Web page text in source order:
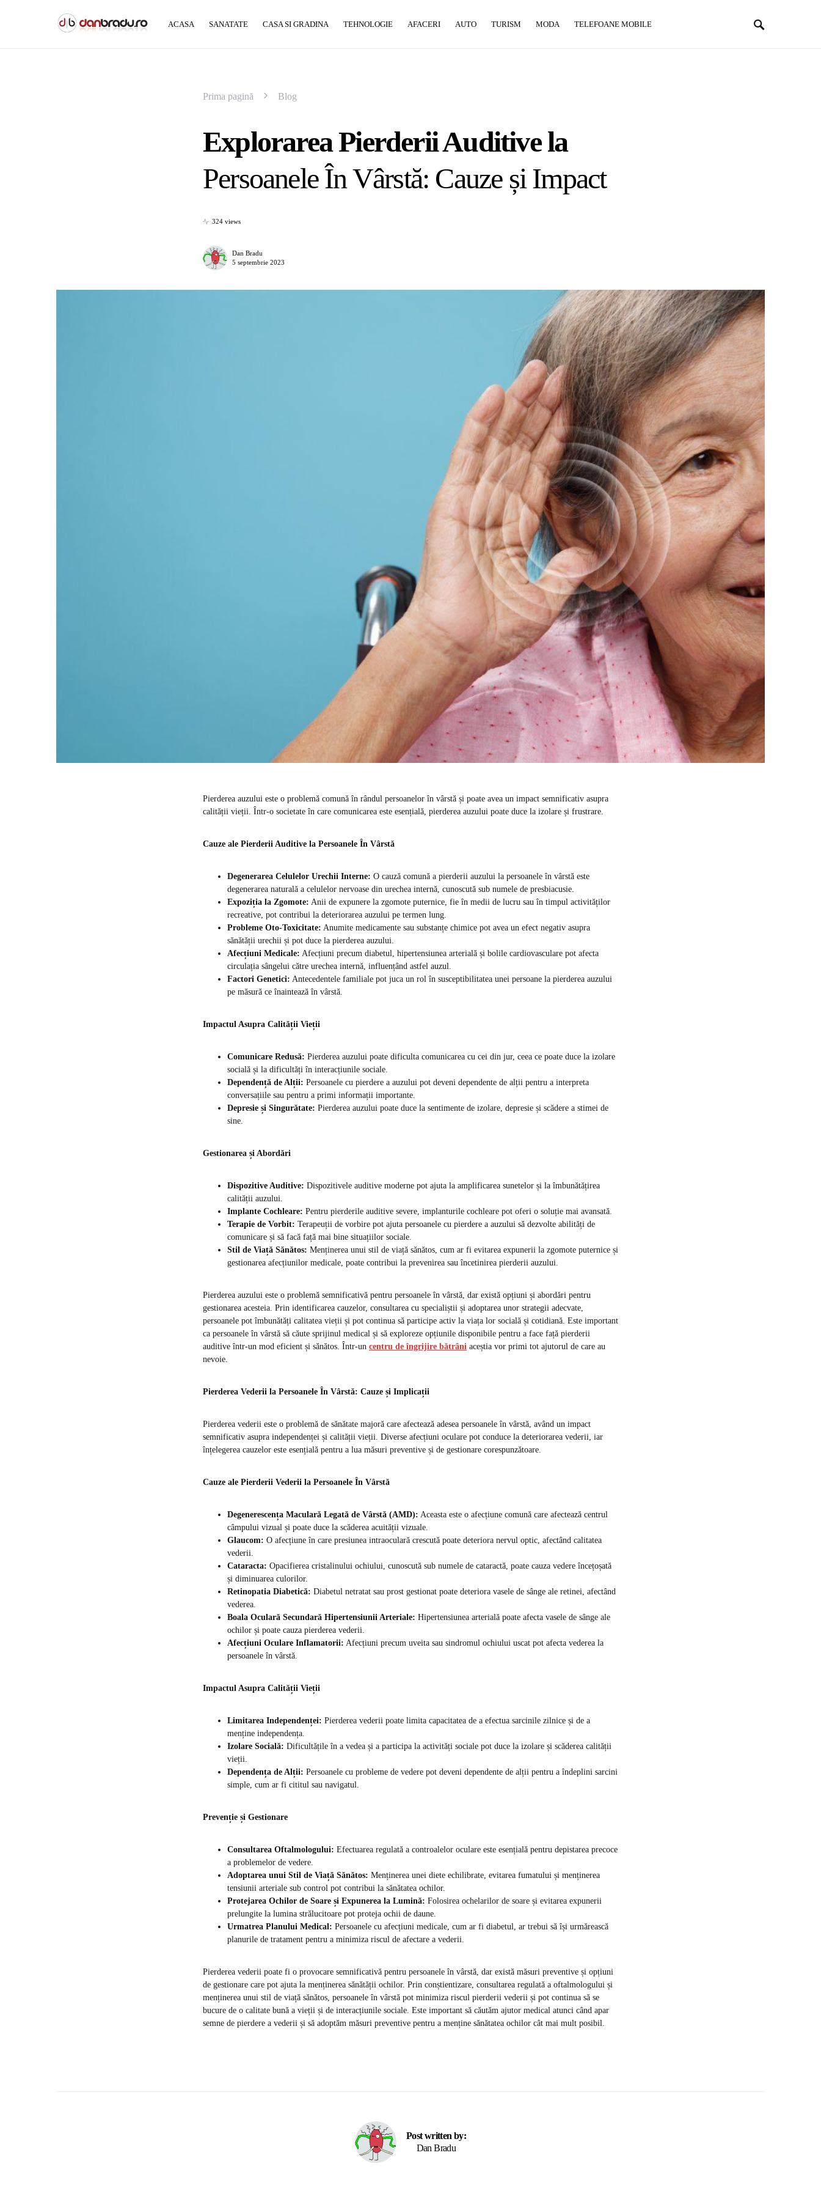
ACASA SANATATE CASA SI GRADINA TEHNOLOGIE AFACERI AUTO TURISM MODA TELEFOANE MOBILE
Prima pagină Blog
Explorarea Pierderii Auditive la
Persoanele În Vârstă: Cauze și Impact
324 views
Dan Bradu
5 septembrie 2023
Pierderea auzului este o problemă comună în rândul persoanelor în vârstă și poate avea un impact semnificativ asupra
calității vieții. Într-o societate în care comunicarea este esențială, pierderea auzului poate duce la izolare și frustrare.
Cauze ale Pierderii Auditive la Persoanele În Vârstă
Degenerarea Celulelor Urechii Interne: O cauză comună a pierderii auzului la persoanele în vârstă este
degenerarea naturală a celulelor nervoase din urechea internă, cunoscută sub numele de presbiacusie.
Expoziția la Zgomote: Anii de expunere la zgomote puternice, fie în medii de lucru sau în timpul activităților
recreative, pot contribui la deteriorarea auzului pe termen lung.
Probleme Oto-Toxicitate: Anumite medicamente sau substanțe chimice pot avea un efect negativ asupra
sănătății urechii și pot duce la pierderea auzului.
Afecțiuni Medicale: Afecțiuni precum diabetul, hipertensiunea arterială și bolile cardiovasculare pot afecta
circulația sângelui către urechea internă, influențând astfel auzul.
Factori Genetici: Antecedentele familiale pot juca un rol în susceptibilitatea unei persoane la pierderea auzului
pe măsură ce înaintează în vârstă.
Impactul Asupra Calității Vieții
Comunicare Redusă: Pierderea auzului poate dificulta comunicarea cu cei din jur, ceea ce poate duce la izolare
socială și la dificultăți în interacțiunile sociale.
Dependență de Alții: Persoanele cu pierdere a auzului pot deveni dependente de alții pentru a interpreta
conversațiile sau pentru a primi informații importante.
Depresie și Singurătate: Pierderea auzului poate duce la sentimente de izolare, depresie și scădere a stimei de
sine.
Gestionarea și Abordări
Dispozitive Auditive: Dispozitivele auditive moderne pot ajuta la amplificarea sunetelor și la îmbunătățirea
calității auzului.
Implante Cochleare: Pentru pierderile auditive severe, implanturile cochleare pot oferi o soluție mai avansată.
Terapie de Vorbit: Terapeuții de vorbire pot ajuta persoanele cu pierdere a auzului să dezvolte abilități de
comunicare și să facă față mai bine situațiilor sociale.
Stil de Viață Sănătos: Menținerea unui stil de viață sănătos, cum ar fi evitarea expunerii la zgomote puternice și
gestionarea afecțiunilor medicale, poate contribui la prevenirea sau încetinirea pierderii auzului.
Pierderea auzului este o problemă semnificativă pentru persoanele în vârstă, dar există opțiuni și abordări pentru
gestionarea acesteia. Prin identificarea cauzelor, consultarea cu specialiștii și adoptarea unor strategii adecvate,
persoanele pot îmbunătăți calitatea vieții și pot continua să participe activ la viața lor socială și cotidiană. Este important
ca persoanele în vârstă să căute sprijinul medical și să exploreze opțiunile disponibile pentru a face față pierderii
auditive într-un mod eficient și sănătos. Într-un centru de îngrijire bătrâni aceștia vor primi tot ajutorul de care au
nevoie.
Pierderea Vederii la Persoanele În Vârstă: Cauze și Implicații
Pierderea vederii este o problemă de sănătate majoră care afectează adesea persoanele în vârstă, având un impact
semnificativ asupra independenței și calității vieții. Diverse afecțiuni oculare pot conduce la deteriorarea vederii, iar
înțelegerea cauzelor este esențială pentru a lua măsuri preventive și de gestionare corespunzătoare.
Cauze ale Pierderii Vederii la Persoanele În Vârstă
Degenerescența Maculară Legată de Vârstă (AMD): Aceasta este o afecțiune comună care afectează centrul
câmpului vizual și poate duce la scăderea acuității vizuale.
Glaucom: O afecțiune în care presiunea intraoculară crescută poate deteriora nervul optic, afectând calitatea
vederii.
Cataracta: Opacifierea cristalinului ochiului, cunoscută sub numele de cataractă, poate cauza vedere încețoșată
și diminuarea culorilor.
Retinopatia Diabetică: Diabetul netratat sau prost gestionat poate deteriora vasele de sânge ale retinei, afectând
vederea.
Boala Oculară Secundară Hipertensiunii Arteriale: Hipertensiunea arterială poate afecta vasele de sânge ale
ochilor și poate cauza pierderea vederii.
Afecțiuni Oculare Inflamatorii: Afecțiuni precum uveita sau sindromul ochiului uscat pot afecta vederea la
persoanele în vârstă.
Impactul Asupra Calității Vieții
Limitarea Independenței: Pierderea vederii poate limita capacitatea de a efectua sarcinile zilnice și de a
menține independența.
Izolare Socială: Dificultățile în a vedea și a participa la activități sociale pot duce la izolare și scăderea calității
vieții.
Dependența de Alții: Persoanele cu probleme de vedere pot deveni dependente de alții pentru a îndeplini sarcini
simple, cum ar fi cititul sau navigatul.
Prevenție și Gestionare
Consultarea Oftalmologului: Efectuarea regulată a controalelor oculare este esențială pentru depistarea precoce
a problemelor de vedere.
Adoptarea unui Stil de Viață Sănătos: Menținerea unei diete echilibrate, evitarea fumatului și menținerea
tensiunii arteriale sub control pot contribui la sănătatea ochilor.
Protejarea Ochilor de Soare și Expunerea la Lumină: Folosirea ochelarilor de soare și evitarea expunerii
prelungite la lumina strălucitoare pot proteja ochii de daune.
Urmatrea Planului Medical: Persoanele cu afecțiuni medicale, cum ar fi diabetul, ar trebui să își urmărească
planurile de tratament pentru a minimiza riscul de afectare a vederii.
Pierderea vederii poate fi o provocare semnificativă pentru persoanele în vârstă, dar există măsuri preventive și opțiuni
de gestionare care pot ajuta la menținerea sănătății ochilor. Prin conștientizare, consultarea regulată a oftalmologului și
menținerea unui stil de viață sănătos, persoanele în vârstă pot minimiza riscul pierderii vederii și pot continua să se
bucure de o calitate bună a vieții și de interacțiunile sociale. Este important să căutăm ajutor medical atunci când apar
semne de pierdere a vederii și să adoptăm măsuri preventive pentru a menține sănătatea ochilor cât mai mult posibil.
Post written by:
Dan Bradu